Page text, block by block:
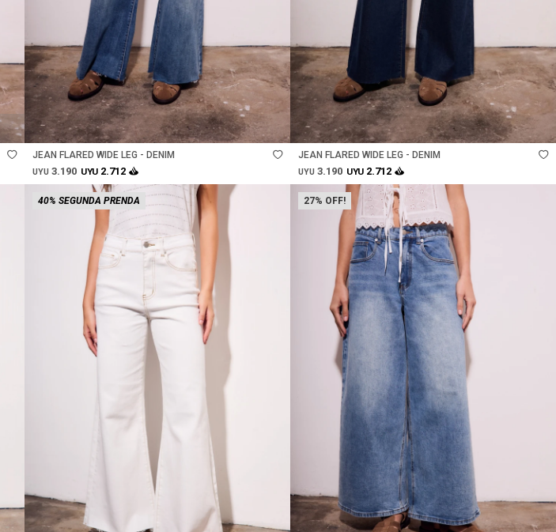
Talle
JEAN FLARED WIDE LEG - DENIM
UYU 3.190 UYU 2.712
Talle
JEAN FLARED WIDE LEG - DENIM
UYU 3.190 UYU 2.712
40% SEGUNDA PRENDA 27